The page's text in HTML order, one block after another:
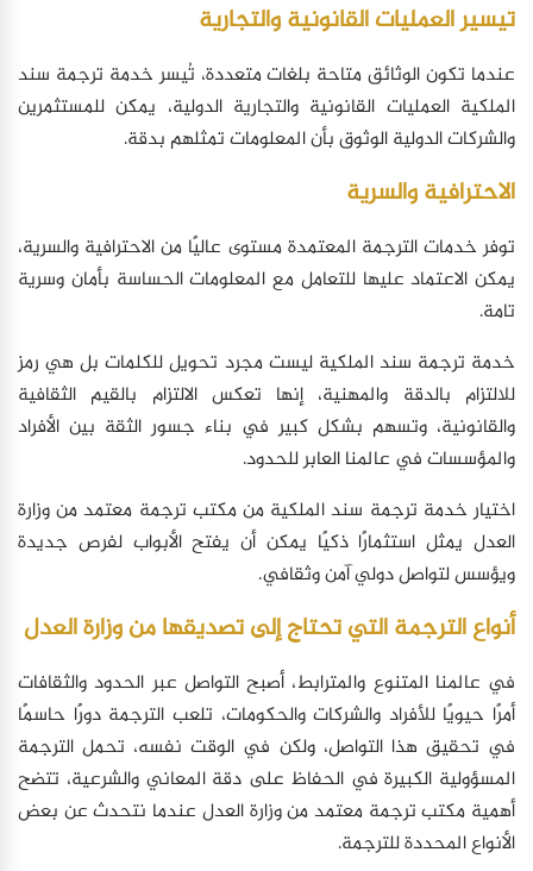
تيسير العمليات القانونية والتجارية
عندما تكون الوثائق متاحة بلغات متعددة، تُيسر خدمة ترجمة سند
الملكية العمليات القانونية والتجارية الدولية، يمكن للمستثمرين
والشركات الدولية الوثوق بأن المعلومات تمثلهم بدقة.
الاحترافية والسرية
توفر خدمات الترجمة المعتمدة مستوى عاليًا من الاحترافية والسرية،
يمكن الاعتماد عليها للتعامل مع المعلومات الحساسة بأمان وسرية
تامة.
خدمة ترجمة سند الملكية ليست مجرد تحويل للكلمات بل هي رمز
للالتزام بالدقة والمهنية، إنها تعكس الالتزام بالقيم الثقافية
والقانونية، وتسهم بشكل كبير في بناء جسور الثقة بين الأفراد
والمؤسسات في عالمنا العابر للحدود.
اختيار خدمة ترجمة سند الملكية من مكتب ترجمة معتمد من وزارة
العدل يمثل استثمارًا ذكيًا يمكن أن يفتح الأبواب لفرص جديدة
ويؤسس لتواصل دولي آمن وثقافي.
أنواع الترجمة التي تحتاج إلى تصديقها من وزارة العدل
في عالمنا المتنوع والمترابط، أصبح التواصل عبر الحدود والثقافات
أمرًا حيويًا للأفراد والشركات والحكومات، تلعب الترجمة دورًا حاسمًا
في تحقيق هذا التواصل، ولكن في الوقت نفسه، تحمل الترجمة
المسؤولية الكبيرة في الحفاظ على دقة المعاني والشرعية، تتضح
أهمية مكتب ترجمة معتمد من وزارة العدل عندما نتحدث عن بعض
الأنواع المحددة للترجمة.